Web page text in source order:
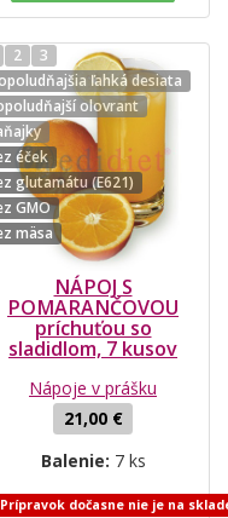
2
3
ľahká desiata
olovrant
éček
glutamátu (E621)
GMO
mäsa
NÁPOJ S
POMARANČOVOU
príchuťou so
sladidlom, 7 kusov
Nápoje v prášku
21,00 €
Balenie: 7 ks
Prípravok dočasne nie je na